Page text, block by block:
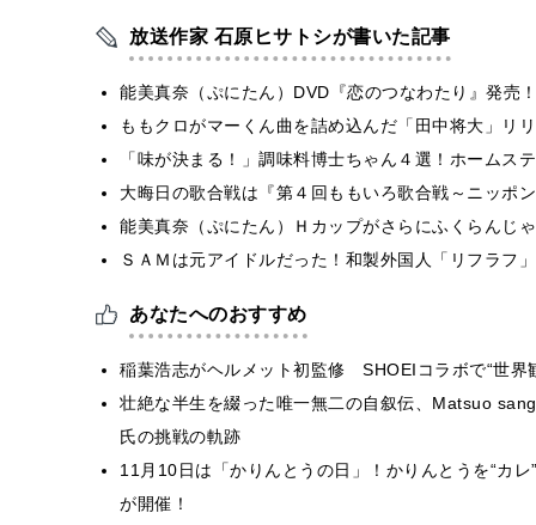
放送作家 石原ヒサトシが書いた記事
能美真奈（ぷにたん）DVD『恋のつなわたり』発売
ももクロがマーくん曲を詰め込んだ「田中将大」
「味が決まる！」調味料博士ちゃん４選！ホームス
大晦日の歌合戦は『第４回ももいろ歌合戦～ニッポ
能美真奈（ぷにたん）Ｈカップがさらにふくらんじ
ＳＡＭは元アイドルだった！和製外国人「リフラフ
あなたへのおすすめ
稲葉浩志がヘルメット初監修 SHOEIコラボで“世界
壮絶な半生を綴った唯一無二の自叙伝、Matsuo
氏の挑戦の軌跡
11月10日は「かりんとうの日」！かりんとうを“カ
が開催！